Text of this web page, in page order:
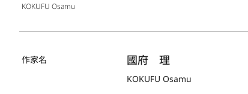
KOKUFU Osamu
作家名 國府　理
KOKUFU Osamu